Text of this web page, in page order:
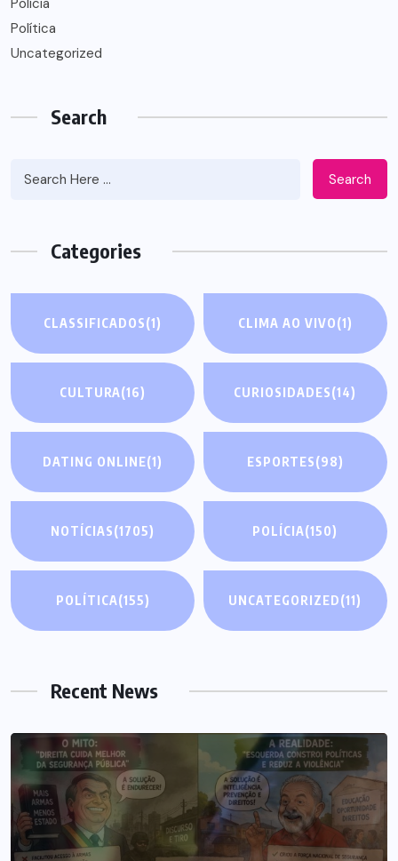
Polícia
Política
Uncategorized
Search
Search
Categories
CLASSIFICADOS(1) CLIMA AO VIVO(1)
CULTURA(16) CURIOSIDADES(14)
DATING ONLINE(1) ESPORTES(98)
NOTÍCIAS(1705) POLÍCIA(150)
POLÍTICA(155) UNCATEGORIZED(11)
Recent News